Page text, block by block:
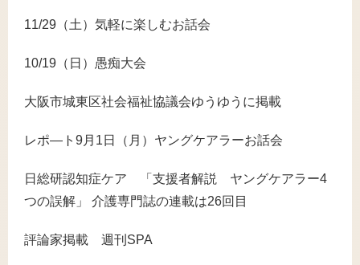
11/29（土）気軽に楽しむお話会
10/19（日）愚痴大会
大阪市城東区社会福祉協議会ゆうゆうに掲載
レポ―ト9月1日（月）ヤングケアラーお話会
日総研認知症ケア 「支援者解説 ヤングケアラー4
つの誤解」 介護専門誌の連載は26回目
評論家掲載 週刊SPA